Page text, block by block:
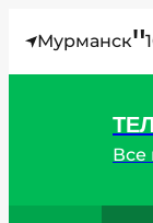
Мурманск"
Все